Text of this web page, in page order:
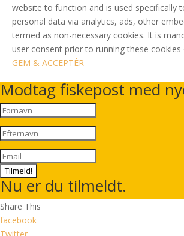
website to function and is used specifically
personal data via analytics, ads, other
termed as non-necessary cookies. It is
user consent prior to running these cookies
GEM & ACCEPTÈR
Modtag fiskepost med
Tilmeld!
Nu er du tilmeldt.
Share This
facebook
Twitter